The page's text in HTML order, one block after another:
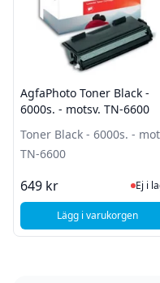
AgfaPhoto Toner Black -
6000s. - motsv. TN-6600
Toner Black - 6000s. -
TN-6600
649 kr Ej i
Ej i
Lägg i varukorgen
, AgfaPhoto